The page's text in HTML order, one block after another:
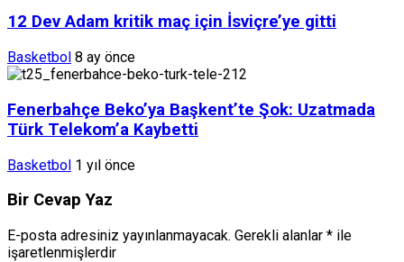
12 Dev Adam kritik maç için İsviçre’ye gitti
Basketbol 8 ay önce
Fenerbahçe Beko’ya Başkent’te Şok: Uzatmada
Türk Telekom’a Kaybetti
Basketbol 1 yıl önce
Bir Cevap Yaz
E-posta adresiniz yayınlanmayacak. Gerekli alanlar * ile
işaretlenmişlerdir